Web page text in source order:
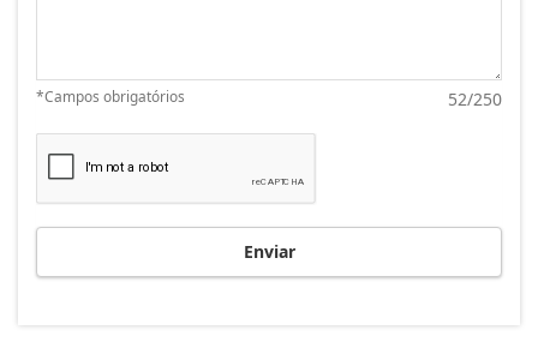
52/250
*Campos obrigatórios
Enviar